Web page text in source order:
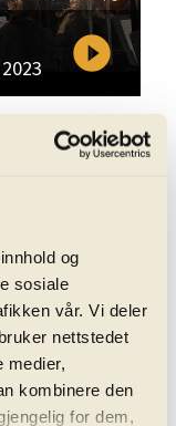
og
sosiale
vår. Vi deler
nettstedet
medier,
kombinere den
for dem,
play_circle_filled
play_circle_filled